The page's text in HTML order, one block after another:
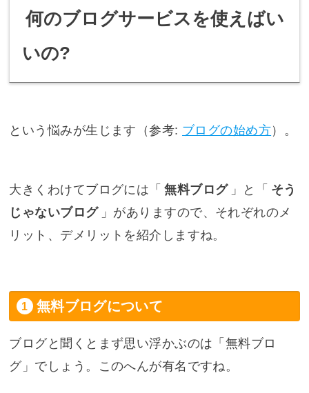
何のブログサービスを使えばい
いの?
という悩みが生じます（参考: ブログの始め方）。
大きくわけてブログには「 無料ブログ 」と「 そう
じゃないブログ 」がありますので、それぞれのメ
リット、デメリットを紹介しますね。
無料ブログについて
ブログと聞くとまず思い浮かぶのは「無料ブロ
グ」でしょう。このへんが有名ですね。